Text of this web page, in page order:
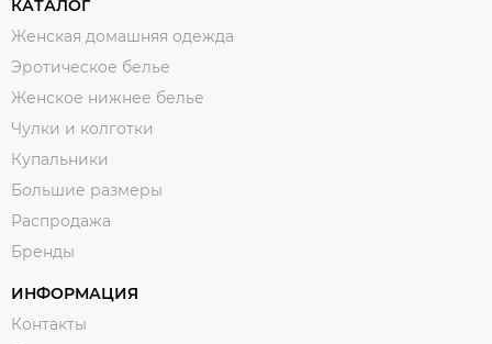
КАТАЛОГ
Женская домашняя одежда
Эротическое белье
Женское нижнее белье
Чулки и колготки
Купальники
Большие размеры
Распродажа
Бренды
ИНФОРМАЦИЯ
Контакты